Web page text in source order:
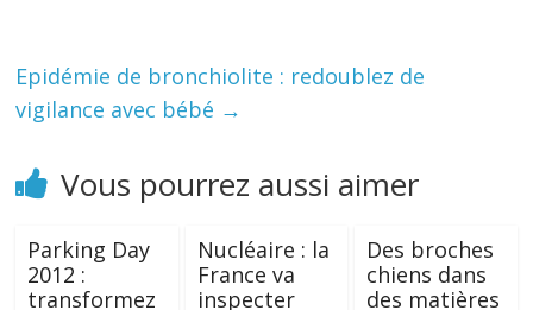
Epidémie de bronchiolite : redoublez de
vigilance avec bébé →
Vous pourrez aussi aimer
Parking Day
2012 :
transformez
Nucléaire : la
France va
inspecter
Des broches
chiens dans
des matières